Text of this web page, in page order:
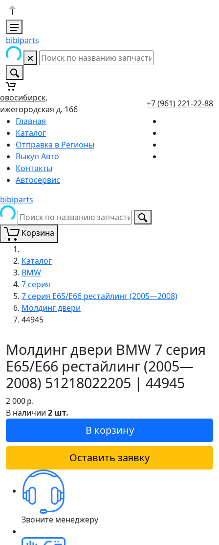
bibiparts
д. 166
+7 (961) 221-22-88
Главная
Каталог
Отправка в Регионы
Выкуп Авто
Контакты
Автосервис
bibiparts
Корзина
Каталог
BMW
7 серия
7 серия E65/E66 рестайлинг (2005—2008)
Молдинг двери
44945
Молдинг двери BMW 7 серия
E65/E66 рестайлинг (2005—
2008) 51218022205 | 44945
2 000р.
В наличии 2 шт.
В корзину
Оставить заявку
Звоните менеджеру